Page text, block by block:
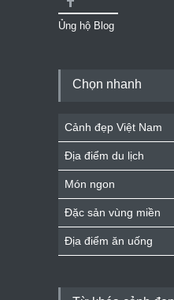
Ủng hộ Blog
Chọn nhanh
Cảnh đẹp Việt Nam
Địa điểm du lịch
Món ngon
Đặc sản vùng miền
Địa điểm ăn uống